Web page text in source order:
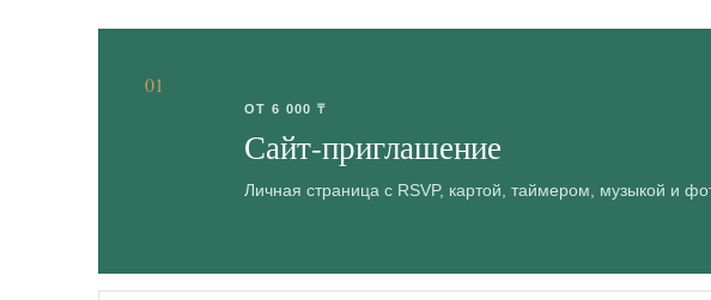
01
ОТ 6 000 ₸
Сайт-приглашение
Личная страница с RSVP, картой, таймером, музыкой и